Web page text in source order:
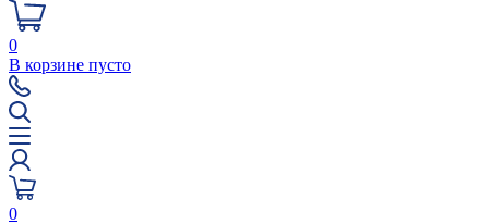
0
В корзине пусто
0